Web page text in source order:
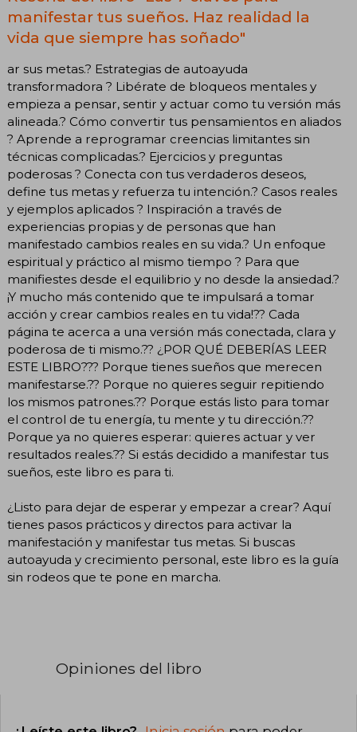
manifestar tus sueños. Haz realidad la
vida que siempre has soñado"
ar sus metas.? Estrategias de autoayuda
transformadora ? Libérate de bloqueos mentales y
empieza a pensar, sentir y actuar como tu versión más
alineada.? Cómo convertir tus pensamientos en aliados
? Aprende a reprogramar creencias limitantes sin
técnicas complicadas.? Ejercicios y preguntas
poderosas ? Conecta con tus verdaderos deseos,
define tus metas y refuerza tu intención.? Casos reales
y ejemplos aplicados ? Inspiración a través de
experiencias propias y de personas que han
manifestado cambios reales en su vida.? Un enfoque
espiritual y práctico al mismo tiempo ? Para que
manifiestes desde el equilibrio y no desde la ansiedad.?
¡Y mucho más contenido que te impulsará a tomar
acción y crear cambios reales en tu vida!?? Cada
página te acerca a una versión más conectada, clara y
poderosa de ti mismo.?? ¿POR QUÉ DEBERÍAS LEER
ESTE LIBRO??? Porque tienes sueños que merecen
manifestarse.?? Porque no quieres seguir repitiendo
los mismos patrones.?? Porque estás listo para tomar
el control de tu energía, tu mente y tu dirección.??
Porque ya no quieres esperar: quieres actuar y ver
resultados reales.?? Si estás decidido a manifestar tus
sueños, este libro es para ti.
¿Listo para dejar de esperar y empezar a crear? Aquí
tienes pasos prácticos y directos para activar la
manifestación y manifestar tus metas. Si buscas
autoayuda y crecimiento personal, este libro es la guía
sin rodeos que te pone en marcha.
Opiniones del libro